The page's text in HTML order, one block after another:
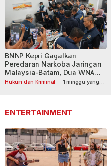
Hukum dan Kriminal - 1 minggu yang
BNNP Kepri Gagalkan
Peredaran Narkoba Jaringan
Malaysia-Batam, Dua WNA
Masih Diburu
ENTERTAINMENT